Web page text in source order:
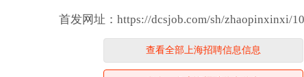
首发网址：https://dcsjob.com/sh/zhaopinxinxi/
查看全部上海招聘信息信息